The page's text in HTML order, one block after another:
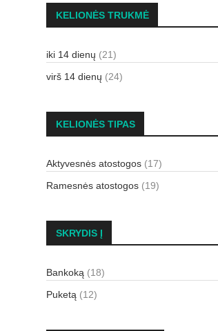
KELIONĖS TRUKMĖ
iki 14 dienų (21)
virš 14 dienų (24)
KELIONĖS TIPAS
Aktyvesnės atostogos (17)
Ramesnės atostogos (19)
SKRYDIS Į
Bankoką (18)
Puketą (12)